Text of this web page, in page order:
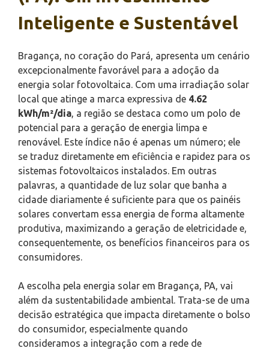
Inteligente e Sustentável
Bragança, no coração do Pará, apresenta um cenário
excepcionalmente favorável para a adoção da
energia solar fotovoltaica. Com uma irradiação solar
local que atinge a marca expressiva de 4.62
kWh/m²/dia , a região se destaca como um polo de
potencial para a geração de energia limpa e
renovável. Este índice não é apenas um número; ele
se traduz diretamente em eficiência e rapidez para os
sistemas fotovoltaicos instalados. Em outras
palavras, a quantidade de luz solar que banha a
cidade diariamente é suficiente para que os painéis
solares convertam essa energia de forma altamente
produtiva, maximizando a geração de eletricidade e,
consequentemente, os benefícios financeiros para os
consumidores.
A escolha pela energia solar em Bragança, PA, vai
além da sustentabilidade ambiental. Trata-se de uma
decisão estratégica que impacta diretamente o bolso
do consumidor, especialmente quando
consideramos a integração com a rede de